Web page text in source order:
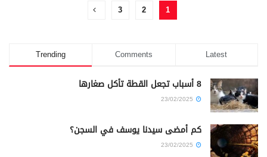
1
2
3
Trending Comments Latest
8 أسباب تجعل القطة تأكل صغارها
كم أمضى سيدنا يوسف في السجن؟